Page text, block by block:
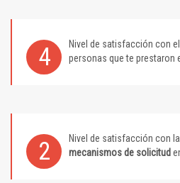
4 Nivel de satisfacción con
personas que te prestaron
2 Nivel de satisfacción con la
mecanismos de solicitud